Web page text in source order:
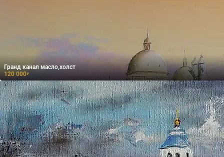
Гранд канал масло,холст
120 000₽